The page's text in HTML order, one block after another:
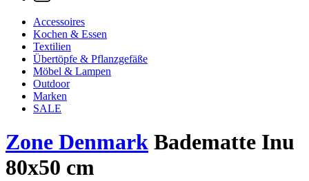
Accessoires
Kochen & Essen
Textilien
Übertöpfe & Pflanzgefäße
Möbel & Lampen
Outdoor
Marken
SALE
Zone Denmark Badematte Inu
80x50 cm